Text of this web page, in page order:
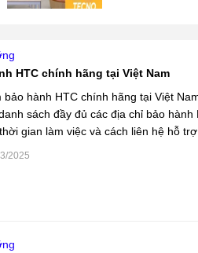
HTC chính hãng tại Việt Nam
hành HTC chính hãng tại Việt
sách đầy đủ các địa chỉ bảo hành
gian làm việc và cách liên hệ hỗ
2025